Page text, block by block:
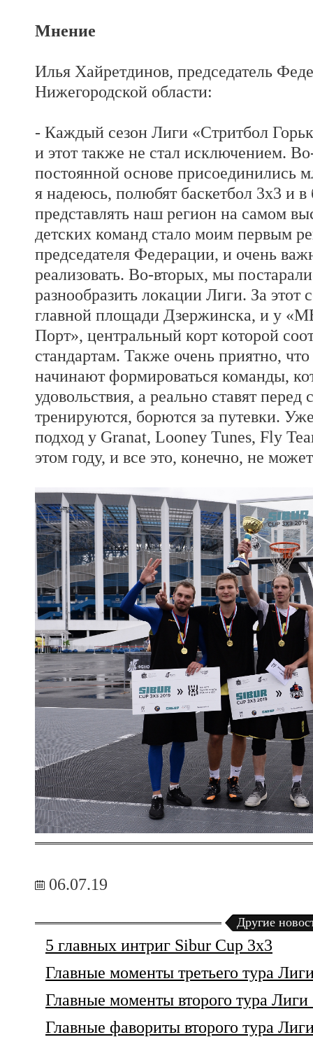
Мнение
Илья Хайретдинов, председатель
Нижегородской области:
- Каждый сезон Лиги «Стритбол
и этот также не стал исключением.
постоянной основе присоединились
я надеюсь, полюбят баскетбол 3х3 и
представлять наш регион на самом
детских команд стало моим первым
председателя Федерации, и очень
реализовать. Во-вторых, мы
разнообразить локации Лиги. За этот
главной площади Дзержинска, и у
Порт», центральный корт которой
стандартам. Также очень приятно,
начинают формироваться команды,
удовольствия, а реально ставят перед
тренируются, борются за путевки.
подход у Granat, Looney Tunes, Fly
этом году, и все это, конечно, не
06.07.19
Другие
5 главных интриг Sibur Cup 3x3
Главные моменты третьего тура
Главные моменты второго тура
Главные фавориты второго тура